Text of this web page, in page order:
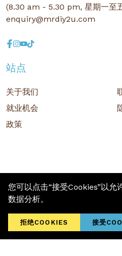
(8.30 am - 5.30 pm, 星期一至
enquiry@mrdiy2u.com
站点
关于我们
就业机会
政策
版权 © 2026 MR D.I.Y. GROUP (M)
(918007-M)) 保留所有权利
Terms and Conditions/ Sitemap /
您可以点击“接受Cookies”以允
数据分析。
拒绝COOKIES 接受